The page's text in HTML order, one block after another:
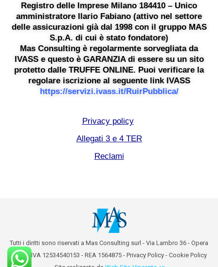
Registro delle Imprese Milano 184410 – Unico
amministratore Ilario Fabiano (attivo nel settore
delle assicurazioni già dal 1998 con il gruppo MAS
S.p.A. di cui è stato fondatore)
Mas Consulting è regolarmente sorvegliata da
IVASS e questo è GARANZIA di essere su un sito
protetto dalle TRUFFE ONLINE. Puoi verificare la
regolare iscrizione al seguente link IVASS
https://servizi.ivass.it/RuirPubblica/
Privacy policy
Allegati 3 e 4 TER
Reclami
Tutti i diritti sono riservati a Mas Consulting surl - Via Lambro 36 - Opera
(MI) - P.IVA 12534540153 - REA 1564875 - Privacy Policy - Cookie Policy